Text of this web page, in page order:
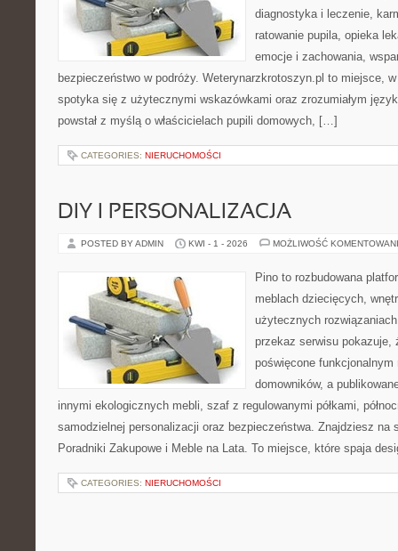
diagnostyka i leczenie,
ratowanie pupila, opieka
emocje i zachowania,
bezpieczeństwo w podróży. Weterynarzkrotoszyn.pl to miejsce,
spotyka się z użytecznymi wskazówkami oraz zrozumiałym
powstał z myślą o właścicielach pupili domowych, […]
CATEGORIES: NIERUCHOMOŚCI
DIY I PERSONALIZACJA
POSTED BY ADMIN KWI - 1 - 2026 MOŻLIWOŚĆ
Pino to rozbudowana
meblach dziecięcych,
użytecznych
przekaz serwisu pokazuje,
poświęcone
domowników, a
innymi ekologicznych mebli, szaf z regulowanymi półkami,
samodzielnej personalizacji oraz bezpieczeństwa. Znajdziesz na
Poradniki Zakupowe i Meble na Lata. To miejsce, które spaja
CATEGORIES: NIERUCHOMOŚCI